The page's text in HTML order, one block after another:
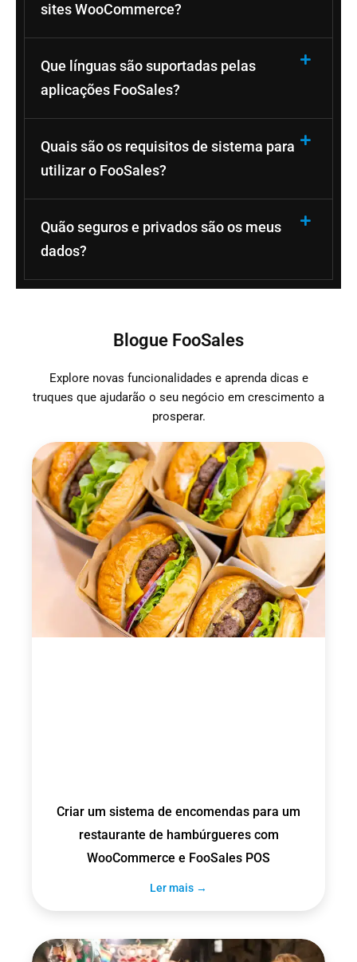
sites WooCommerce?
Que línguas são suportadas pelas
aplicações FooSales?
Quais são os requisitos de sistema para
utilizar o FooSales?
Quão seguros e privados são os meus
dados?
Blogue FooSales
Explore novas funcionalidades e aprenda dicas e
truques que ajudarão o seu negócio em crescimento a
prosperar.
Criar um sistema de encomendas para um
restaurante de hambúrgueres com
WooCommerce e FooSales POS
Ler mais →